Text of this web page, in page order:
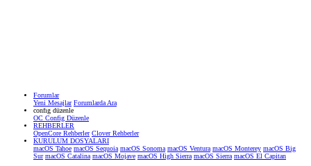
Forumlar
Yeni Mesajlar Forumlarda Ara
confıg düzenle
OC Config Düzenle
REHBERLER
OpenCore Rehberler Clover Rehberler
KURULUM DOSYALARI
macOS Tahoe macOS Sequoia macOS Sonoma macOS Ventura macOS Monterey macOS Big
Sur macOS Catalina macOS Mojave macOS High Sierra macOS Sierra macOS El Capitan